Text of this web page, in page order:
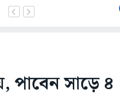
পাবেন সাড়ে ৪